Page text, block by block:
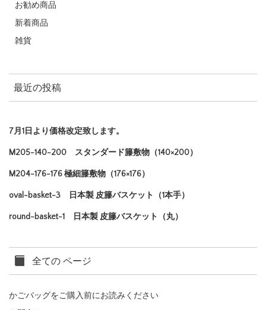
お勧め商品
新着商品
雑貨
最近の投稿
7月1日より価格改定致します。
M205-140-200 スタンダード籐敷物（140×200）
M204-176-176 極細籐敷物（176×176）
oval-basket-3 日本製 皮籐バスケット（1本手）
round-basket-1 日本製 皮籐バスケット（丸）
全ての ページ
かごバッグをご購入前にお読みください